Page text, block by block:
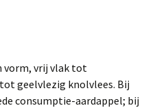
vorm, vrij vlak tot
geelvlezig knolvlees. Bij
consumptie-aardappel; bij